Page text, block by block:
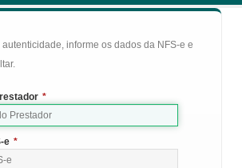
autenticidade, informe os dados da NFS-e e
*
e *